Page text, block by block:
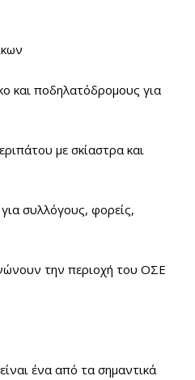
και ποδηλατόδρομους για
με σκίαστρα και
συλλόγους, φορείς,
την περιοχή του ΟΣΕ
ένα από τα σημαντικά